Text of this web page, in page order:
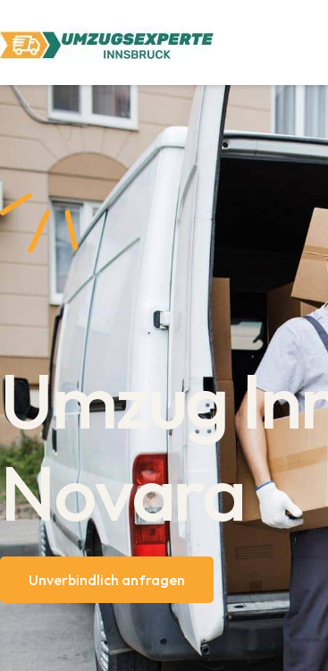
Umzug
Novara
Unverbindlich anfragen